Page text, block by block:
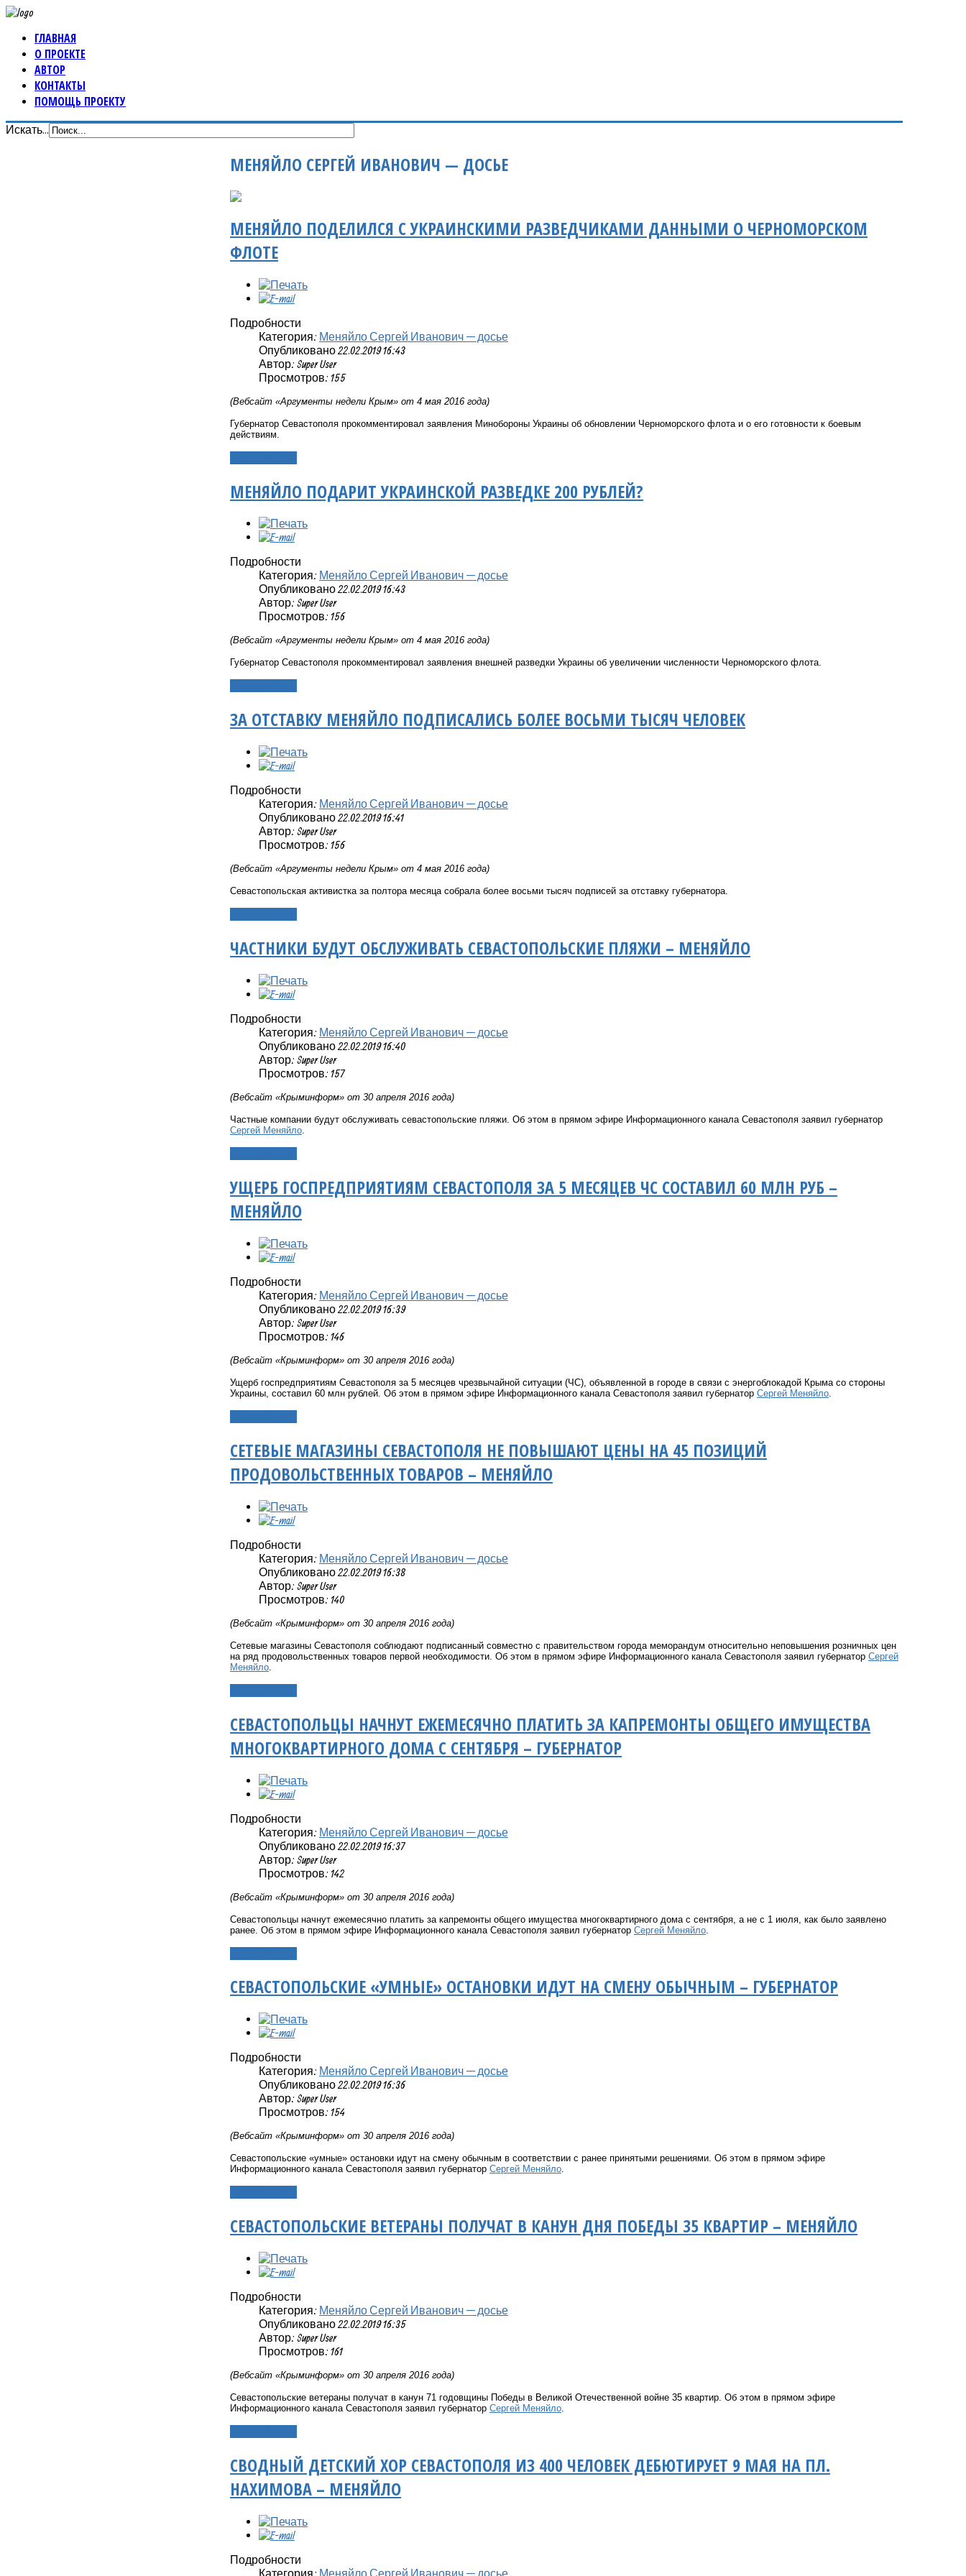
ГЛАВНАЯ
О ПРОЕКТЕ
АВТОР
КОНТАКТЫ
ПОМОЩЬ ПРОЕКТУ
Искать...
МЕНЯЙЛО СЕРГЕЙ ИВАНОВИЧ — ДОСЬЕ
МЕНЯЙЛО ПОДЕЛИЛСЯ С УКРАИНСКИМИ РАЗВЕДЧИКАМИ ДАННЫМИ О ЧЕРНОМОРСКОМ
ФЛОТЕ
Подробности
Категория: Меняйло Сергей Иванович — досье
Опубликовано 22.02.2019 16:43
Автор: Super User
Просмотров: 155
(Вебсайт «Аргументы недели Крым» от 4 мая 2016 года)
Губернатор Севастополя прокомментировал заявления Минобороны Украины об обновлении Черноморского флота и о его готовности к боевым
действиям.
МЕНЯЙЛО ПОДАРИТ УКРАИНСКОЙ РАЗВЕДКЕ 200 РУБЛЕЙ?
Подробности
Категория: Меняйло Сергей Иванович — досье
Опубликовано 22.02.2019 16:43
Автор: Super User
Просмотров: 156
(Вебсайт «Аргументы недели Крым» от 4 мая 2016 года)
Губернатор Севастополя прокомментировал заявления внешней разведки Украины об увеличении численности Черноморского флота.
ЗА ОТСТАВКУ МЕНЯЙЛО ПОДПИСАЛИСЬ БОЛЕЕ ВОСЬМИ ТЫСЯЧ ЧЕЛОВЕК
Подробности
Категория: Меняйло Сергей Иванович — досье
Опубликовано 22.02.2019 16:41
Автор: Super User
Просмотров: 156
(Вебсайт «Аргументы недели Крым» от 4 мая 2016 года)
Севастопольская активистка за полтора месяца собрала более восьми тысяч подписей за отставку губернатора.
ЧАСТНИКИ БУДУТ ОБСЛУЖИВАТЬ СЕВАСТОПОЛЬСКИЕ ПЛЯЖИ – МЕНЯЙЛО
Подробности
Категория: Меняйло Сергей Иванович — досье
Опубликовано 22.02.2019 16:40
Автор: Super User
Просмотров: 157
(Вебсайт «Крыминформ» от 30 апреля 2016 года)
Частные компании будут обслуживать севастопольские пляжи. Об этом в прямом эфире Информационного канала Севастополя заявил губернатор
Сергей Меняйло.
УЩЕРБ ГОСПРЕДПРИЯТИЯМ СЕВАСТОПОЛЯ ЗА 5 МЕСЯЦЕВ ЧС СОСТАВИЛ 60 МЛН РУБ –
МЕНЯЙЛО
Подробности
Категория: Меняйло Сергей Иванович — досье
Опубликовано 22.02.2019 16:39
Автор: Super User
Просмотров: 146
(Вебсайт «Крыминформ» от 30 апреля 2016 года)
Ущерб госпредприятиям Севастополя за 5 месяцев чрезвычайной ситуации (ЧС), объявленной в городе в связи с энергоблокадой Крыма со стороны
Украины, составил 60 млн рублей. Об этом в прямом эфире Информационного канала Севастополя заявил губернатор Сергей Меняйло
СЕТЕВЫЕ МАГАЗИНЫ СЕВАСТОПОЛЯ НЕ ПОВЫШАЮТ ЦЕНЫ НА 45 ПОЗИЦИЙ
ПРОДОВОЛЬСТВЕННЫХ ТОВАРОВ – МЕНЯЙЛО
Подробности
Категория: Меняйло Сергей Иванович — досье
Опубликовано 22.02.2019 16:38
Автор: Super User
Просмотров: 140
(Вебсайт «Крыминформ» от 30 апреля 2016 года)
Сетевые магазины Севастополя соблюдают подписанный совместно с правительством города меморандум относительно неповышения розничных цен
на ряд продовольственных товаров первой необходимости. Об этом в прямом эфире Информационного канала Севастополя заявил губернатор Сергей
Меняйло
СЕВАСТОПОЛЬЦЫ НАЧНУТ ЕЖЕМЕСЯЧНО ПЛАТИТЬ ЗА КАПРЕМОНТЫ ОБЩЕГО ИМУЩЕСТВА
МНОГОКВАРТИРНОГО ДОМА С СЕНТЯБРЯ – ГУБЕРНАТОР
Подробности
Категория: Меняйло Сергей Иванович — досье
Опубликовано 22.02.2019 16:37
Автор: Super User
Просмотров: 142
(Вебсайт «Крыминформ» от 30 апреля 2016 года)
Севастопольцы начнут ежемесячно платить за капремонты общего имущества многоквартирного дома с сентября, а не с 1 июля, как было заявлено
ранее. Об этом в прямом эфире Информационного канала Севастополя заявил губернатор Сергей Меняйло
СЕВАСТОПОЛЬСКИЕ «УМНЫЕ» ОСТАНОВКИ ИДУТ НА СМЕНУ ОБЫЧНЫМ – ГУБЕРНАТОР
Подробности
Категория: Меняйло Сергей Иванович — досье
Опубликовано 22.02.2019 16:36
Автор: Super User
Просмотров: 154
(Вебсайт «Крыминформ» от 30 апреля 2016 года)
Севастопольские «умные» остановки идут на смену обычным в соответствии с ранее принятыми решениями. Об этом в прямом эфире
Информационного канала Севастополя заявил губернатор Сергей Меняйло.
СЕВАСТОПОЛЬСКИЕ ВЕТЕРАНЫ ПОЛУЧАТ В КАНУН ДНЯ ПОБЕДЫ 35 КВАРТИР – МЕНЯЙЛО
Подробности
Категория: Меняйло Сергей Иванович — досье
Опубликовано 22.02.2019 16:35
Автор: Super User
Просмотров: 161
(Вебсайт «Крыминформ» от 30 апреля 2016 года)
Севастопольские ветераны получат в канун 71 годовщины Победы в Великой Отечественной войне 35 квартир. Об этом в прямом эфире
Информационного канала Севастополя заявил губернатор Сергей Меняйло.
СВОДНЫЙ ДЕТСКИЙ ХОР СЕВАСТОПОЛЯ ИЗ 400 ЧЕЛОВЕК ДЕБЮТИРУЕТ 9 МАЯ НА ПЛ.
НАХИМОВА – МЕНЯЙЛО
Подробности
Категория: Меняйло Сергей Иванович — досье